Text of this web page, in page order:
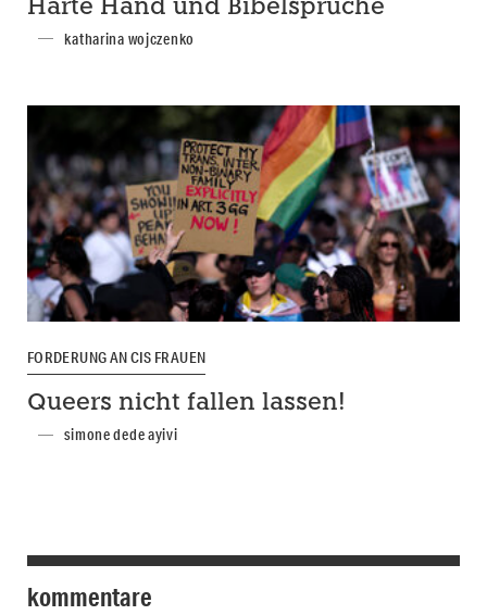
Harte Hand und Bibelsprüche
katharina wojczenko
FORDERUNG AN CIS FRAUEN
Queers nicht fallen lassen!
simone dede ayivi
kommentare